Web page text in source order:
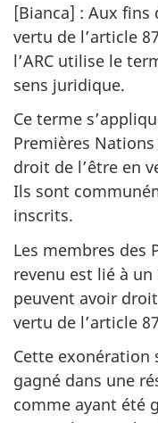
[Bianca] : Aux fins
vertu de l’article
l’ARC utilise le
sens juridique.
Ce terme
Premières
droit de l’être en
Ils sont
inscrits.
Les membres des
revenu est lié à
peuvent avoir
vertu de l’article
Cette exonération
gagné dans une
comme ayant été